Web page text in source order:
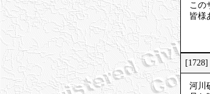
この
皆様
[1728]
河川